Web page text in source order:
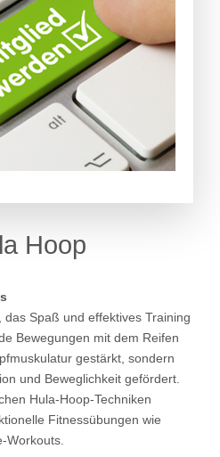
Hoop
Spaß und effektives Training
Bewegungen mit dem Reifen
gestärkt, sondern
und Beweglichkeit gefördert.
Hula-Hoop-Techniken
Fitnessübungen wie
Workouts.